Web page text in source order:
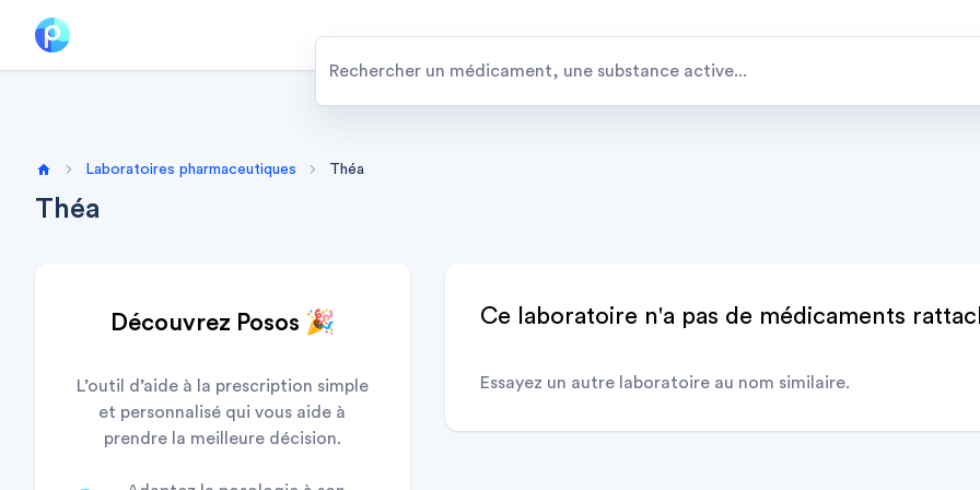
Home
Laboratoires pharmaceutiques Théa
Théa
Découvrez Posos 🎉
L’outil d’aide à la prescription simple
et personnalisé qui vous aide à
prendre la meilleure décision.
Ce laboratoire n'a pas de médicaments
Essayez un autre laboratoire au nom similaire.